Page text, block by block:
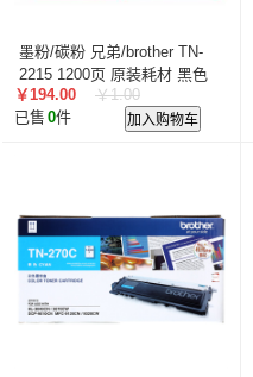
墨粉/碳粉 兄弟/brother TN-
2215 1200页 原装耗材 黑色
￥194.00
￥1.00
已售 0件 加入购物车